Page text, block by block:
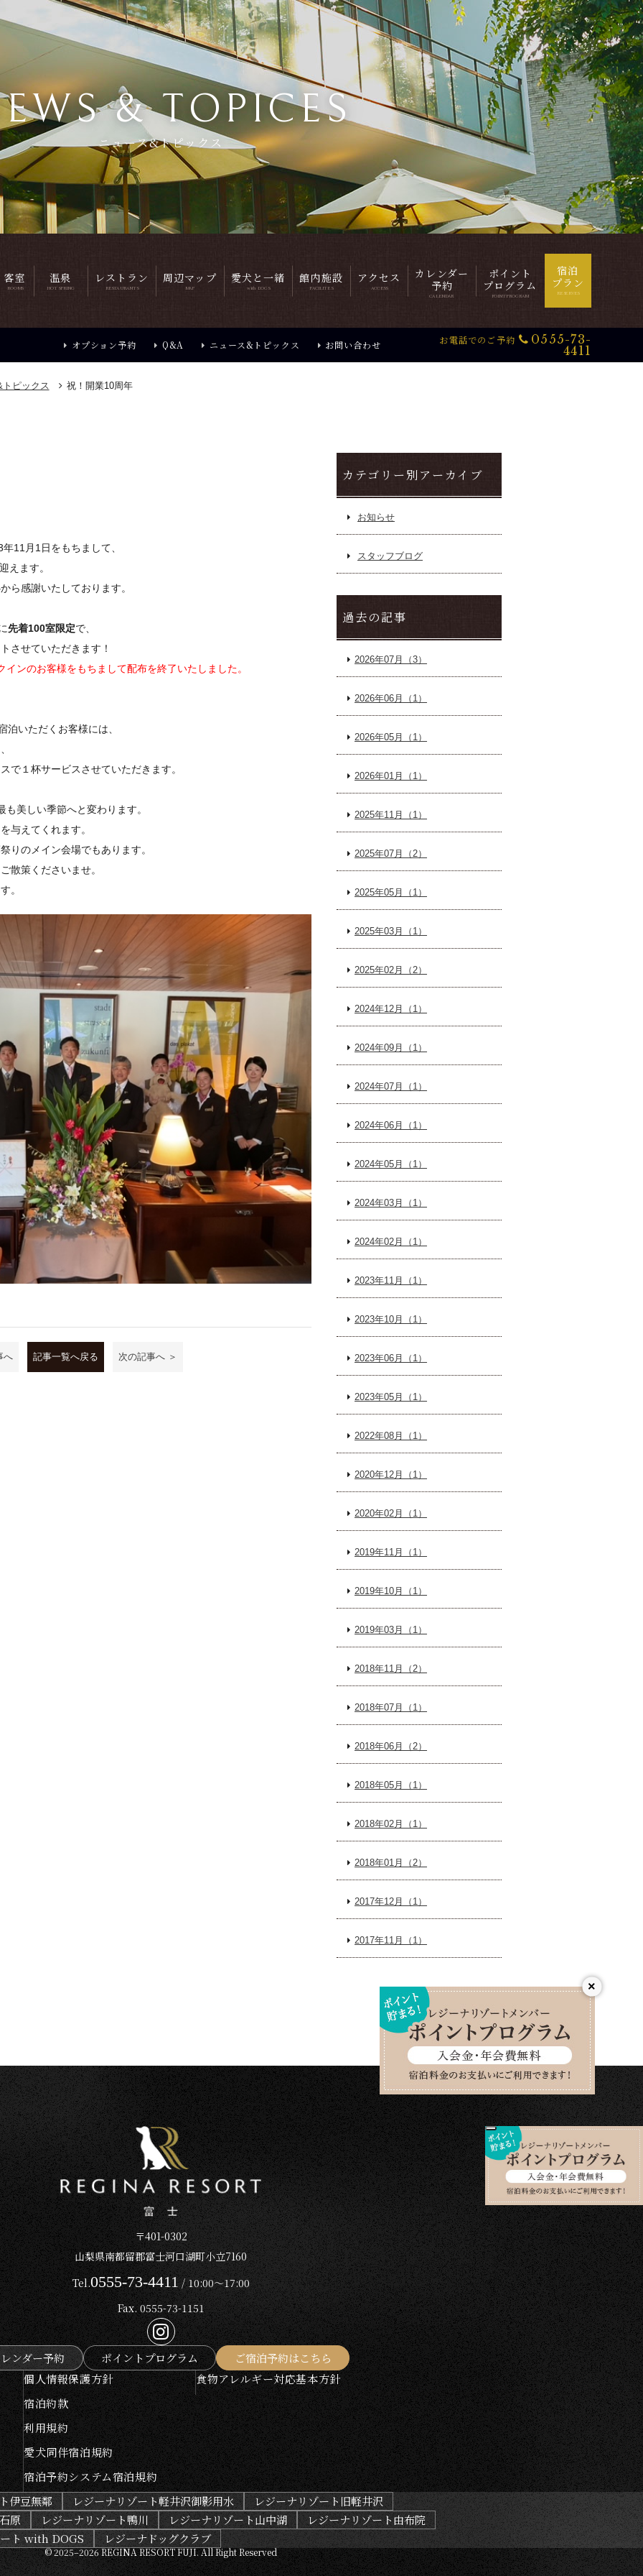
& TOPICES
ニュース&トピックス
客室
ROOMS
温泉
HOT SPRING
レストラン
RESTAURANTS
周辺マップ
MAP
愛犬と一緒
with DOGS
館内施設
FACILITES
アクセス
ACCESS
カレンダー
予約
CALENDAR
ポイント
プログラム
POINTPROGRAM
宿泊
プラン
RESERVES
オプション予約 Q&A ニュース&トピックス お問い合わせ お電話でのご予約
0555-73-
4411
ピックス 祝！開業10周年
11月1日をもちまして、
えます。
ら感謝いたしております。
先着100室限定で、
させていただきます！
ンのお客様をもちまして配布を終了いたしました。
いただくお客様には、
で１杯サービスさせていただきます。
美しい季節へと変わります。
与えてくれます。
りのメイン会場でもあります。
散策くださいませ。
。
へ 記事一覧へ戻る 次の記事へ
カテゴリー別アーカイブ
お知らせ
スタッフブログ
過去の記事
2026年07月（3）
2026年06月（1）
2026年05月（1）
2026年01月（1）
2025年11月（1）
2025年07月（2）
2025年05月（1）
2025年03月（1）
2025年02月（2）
2024年12月（1）
2024年09月（1）
2024年07月（1）
2024年06月（1）
2024年05月（1）
2024年03月（1）
2024年02月（1）
2023年11月（1）
2023年10月（1）
2023年06月（1）
2023年05月（1）
2022年08月（1）
2020年12月（1）
2020年02月（1）
2019年11月（1）
2019年10月（1）
2019年03月（1）
2018年11月（2）
2018年07月（1）
2018年06月（2）
2018年05月（1）
2018年02月（1）
2018年01月（2）
2017年12月（1）
2017年11月（1）
〒401-0302
山梨県南都留郡富士河口湖町小立7160
Tel.0555-73-4411/ 10:00～17:00
Fax. 0555-73-1151
ンダー予約 ポイントプログラム
ご宿泊予約はこちら
個人情報保護方針
宿泊約款
利用規約
愛犬同伴宿泊規約
宿泊予約システム宿泊規約
食物アレルギー対応基本方針
伊豆無鄰 レジーナリゾート軽井沢御影用水
レジーナリゾート旧軽井沢
原
レジーナリゾート鴨川 レジーナリゾート山中湖
レジーナリゾート由布院
ト with DOGS
レジーナドッグクラブ
© 2025–2026 REGINA RESORT FUJI.All Right Reserved
×